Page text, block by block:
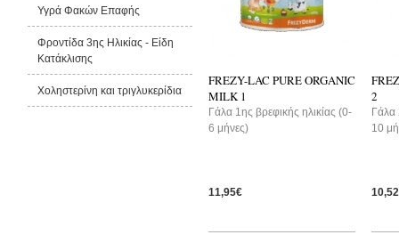
FREZY-LAC PURE ORGANIC
MILK 1
Γάλα 1ης βρεφικής ηλικίας (0-
6 μήνες)
11,95€
2
Γάλα
10
Υγρά Φακών Επαφής
Φροντίδα 3ης Ηλικίας - Είδη
Κατάκλισης
Χοληστερίνη και τριγλυκερίδια